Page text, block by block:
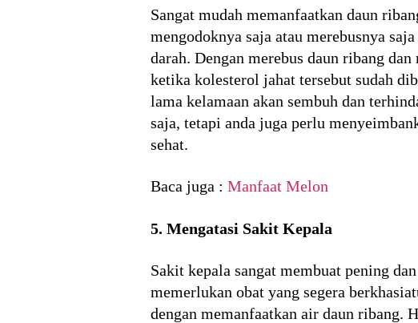
Sangat mudah memanfaatkan daun
mengodoknya saja atau merebusnya
darah. Dengan merebus daun ribang
ketika kolesterol jahat tersebut sudah
lama kelamaan akan sembuh dan
saja, tetapi anda juga perlu
sehat.
Baca juga : Manfaat Melon
5. Mengatasi Sakit Kepala
Sakit kepala sangat membuat pening
memerlukan obat yang segera
dengan memanfaatkan air daun ribang.